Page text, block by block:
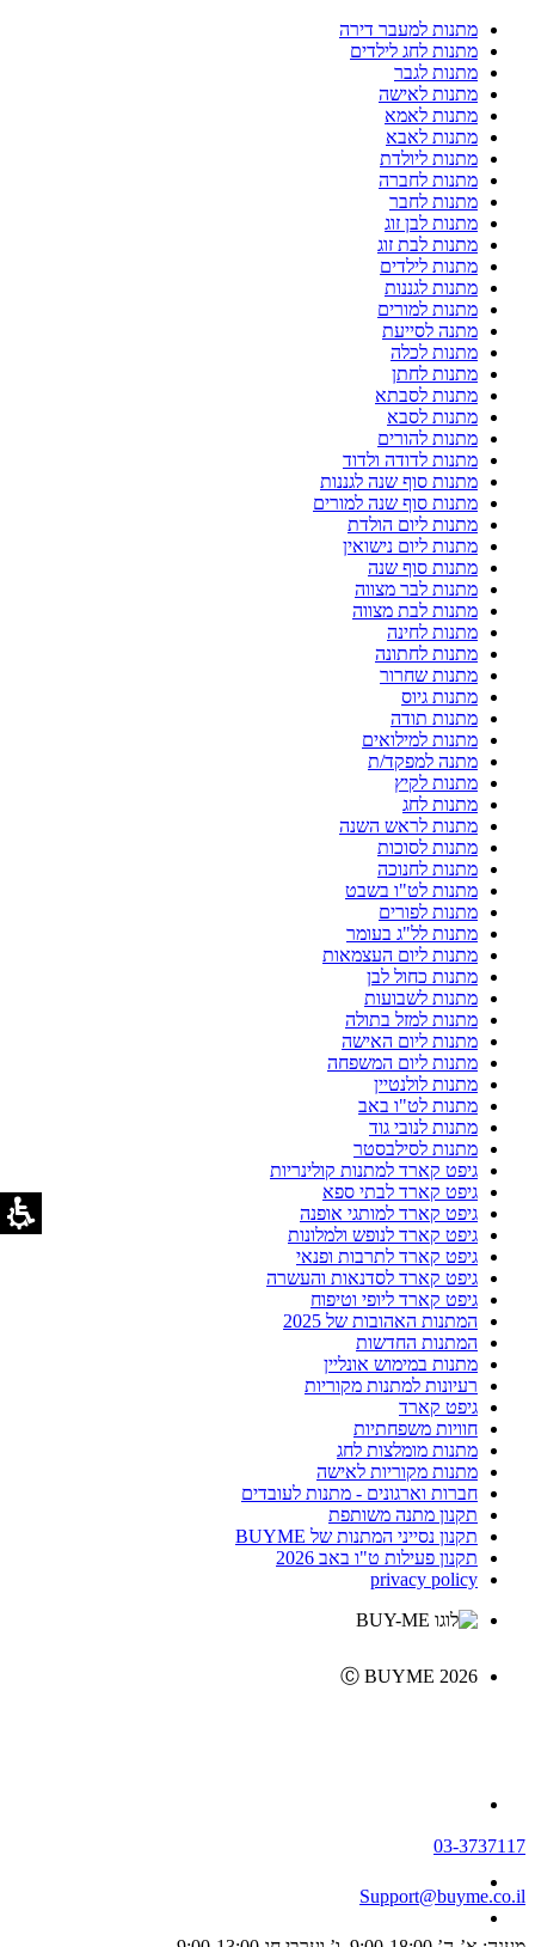
מתנות למעבר דירה
מתנות לחג לילדים
מתנות לגבר
מתנות לאישה
מתנות לאמא
מתנות לאבא
מתנות ליולדת
מתנות לחברה
מתנות לחבר
מתנות לבן זוג
מתנות לבת זוג
מתנות לילדים
מתנות לגננות
מתנות למורים
מתנה לסייעת
מתנות לכלה
מתנות לחתן
מתנות לסבתא
מתנות לסבא
מתנות להורים
מתנות לדודה ולדוד
מתנות סוף שנה לגננות
מתנות סוף שנה למורים
מתנות ליום הולדת
מתנות ליום נישואין
מתנות סוף שנה
מתנות לבר מצווה
מתנות לבת מצווה
מתנות לחינה
מתנות לחתונה
מתנות שחרור
מתנות גיוס
מתנות תודה
מתנות למילואים
מתנה למפקד/ת
מתנות לקיץ
מתנות לחג
מתנות לראש השנה
מתנות לסוכות
מתנות לחנוכה
מתנות לט"ו בשבט
מתנות לפורים
מתנות לל"ג בעומר
מתנות ליום העצמאות
מתנות כחול לבן
מתנות לשבועות
מתנות למזל בתולה
מתנות ליום האישה
מתנות ליום המשפחה
מתנות לולנטיין
מתנות לט"ו באב
מתנות לנובי גוד
מתנות לסילבסטר
גיפט קארד למתנות קולינריות
גיפט קארד לבתי ספא
גיפט קארד למותגי אופנה
גיפט קארד לנופש ולמלונות
גיפט קארד לתרבות ופנאי
גיפט קארד לסדנאות והעשרה
גיפט קארד ליופי וטיפוח
המתנות האהובות של 2025
המתנות החדשות
מתנות במימוש אונליין
רעיונות למתנות מקוריות
גיפט קארד
חוויות משפחתיות
מתנות מומלצות לחג
מתנות מקוריות לאישה
חברות וארגונים - מתנות לעובדים
תקנון מתנה משותפת
תקנון נסייני המתנות של BUYME
תקנון פעילות ט"ו באב 2026
privacy policy
Ⓒ BUYME 2026
03-3737117
Support@buyme.co.il